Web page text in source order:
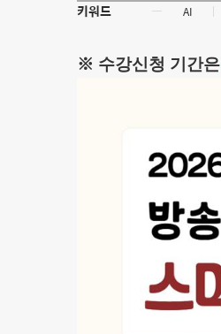
키워드 ㅡ AI
※ 수강신청 기간은